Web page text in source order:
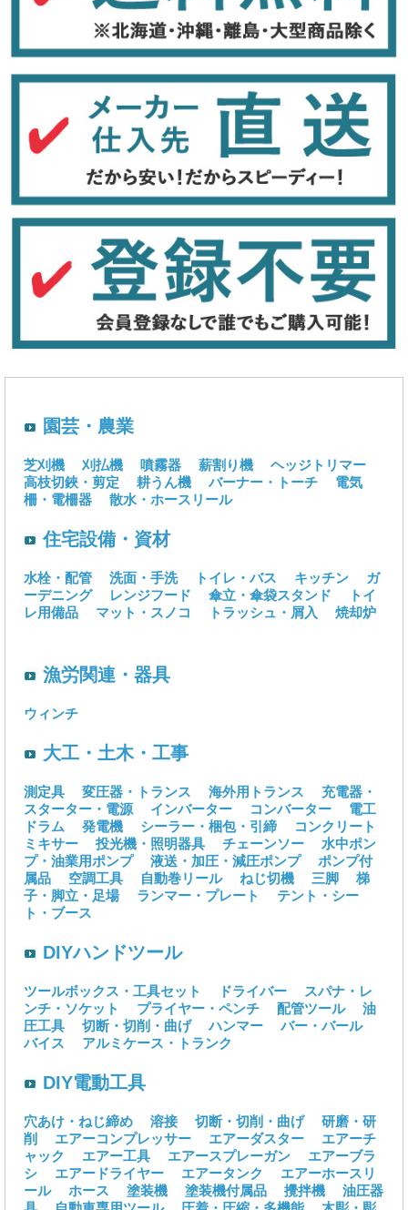
園芸・農業
芝刈機 刈払機 噴霧器 薪割り機
ヘッジトリマー
高枝切鋏・剪定
耕うん機 バーナー・トーチ
電気
柵・電柵器
散水・ホースリール
住宅設備・資材
水栓・配管 洗面・手洗 トイレ・バス キッチン
ガ
ーデニング
レンジフード 傘立・傘袋スタンド
トイ
レ用備品
マット・スノコ トラッシュ・屑入 焼却炉
漁労関連・器具
ウィンチ
大工・土木・工事
測定具 変圧器・トランス 海外用トランス
充電器・
スターター・電源
インバーター コンバーター
電工
ドラム
発電機 シーラー・梱包・引締
コンクリート
ミキサー
投光機・照明器具 チェーンソー
水中ポン
プ・油業用ポンプ
液送・加圧・減圧ポンプ
ポンプ付
属品
空調工具 自動巻リール ねじ切機 三脚
梯
子・脚立・足場
ランマー・プレート
テント・シー
ト・ブース
DIYハンドツール
ツールボックス・工具セット ドライバー
スパナ・レ
ンチ・ソケット
プライヤー・ペンチ 配管ツール
油
圧工具
切断・切削・曲げ ハンマー
バー・バール
バイス
アルミケース・トランク
DIY電動工具
穴あけ・ねじ締め 溶接 切断・切削・曲げ
研磨・研
削
エアーコンプレッサー エアーダスター
エアーチ
ャック
エアー工具 エアースプレーガン
エアーブラ
シ
エアードライヤー エアータンク
エアーホースリ
ール
ホース 塗装機 塗装機付属品 攪拌機
油圧器